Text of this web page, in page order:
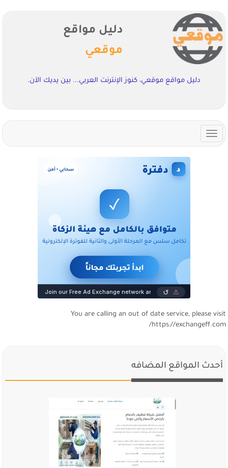
دليل مواقع
موقعي
دليل مواقع موقعي، كنوز الإنترنت العربي... بين يديك الآن.
Toggle
navigation
You are calling an out of date service, please visit
https://exchangeff.com/
أحدث المواقع المضافه